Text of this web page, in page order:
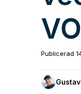
Publicerad